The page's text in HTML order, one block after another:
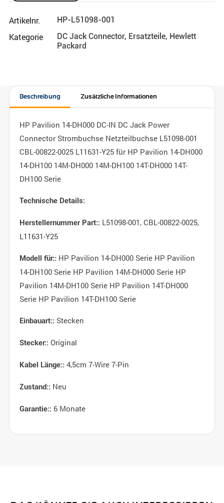
Artikelnr. HP-L51098-001
Kategorie DC Jack Connector, Ersatzteile, Hewlett
Packard
Beschreibung Zusätzliche Informationen
HP Pavilion 14-DH000 DC-IN DC Jack Power
Connector Strombuchse Netzteilbuchse L51098-001
CBL-00822-0025 L11631-Y25 für HP Pavilion 14-DH000
14-DH100 14M-DH000 14M-DH100 14T-DH000 14T-
DH100 Serie
Technische Details:
Herstellernummer Part::L51098-001, CBL-00822-0025,
L11631-Y25
Modell für::HP Pavilion 14-DH000 Serie HP Pavilion
14-DH100 Serie HP Pavilion 14M-DH000 Serie HP
Pavilion 14M-DH100 Serie HP Pavilion 14T-DH000
Serie HP Pavilion 14T-DH100 Serie
Einbauart::Stecken
Stecker::Original
Kabel Länge::4,5cm 7-Wire 7-Pin
Zustand::Neu
Garantie::6 Monate